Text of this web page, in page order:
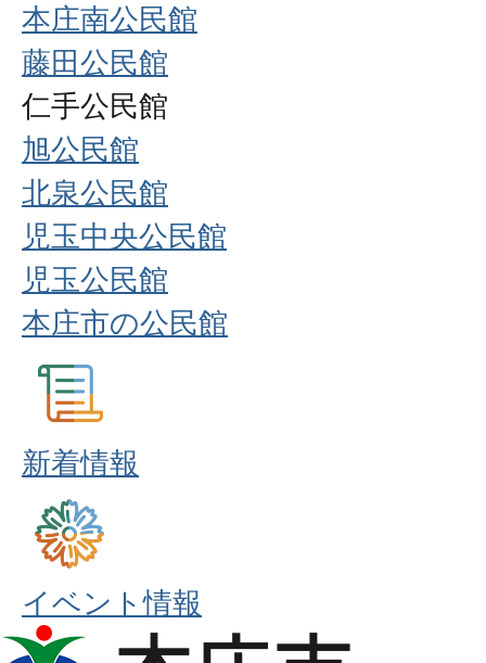
本庄南公民館
藤田公民館
仁手公民館
旭公民館
北泉公民館
児玉中央公民館
児玉公民館
本庄市の公民館
新着情報
イベント情報
本